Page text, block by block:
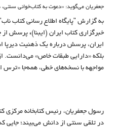
جعفریان می‌گوید: «دعوت به کتاب‌خوانی
به گزارش "پایگاه اطلاع رسانی کتاب
خبرگزاری کتاب ایران (ایبنا)، پرسش از
ایران، پرسش درباره یک ذهنیت دیرپا
بلکه «دارایی طبقات خاص» می‌دانست.
مواجهه با نسخه‌های خطی، همه‌جا
رسول جعفریان، رئیس کتابخانه مرکزی
در تلقی سنتی از دانش می‌بیند؛ جایی